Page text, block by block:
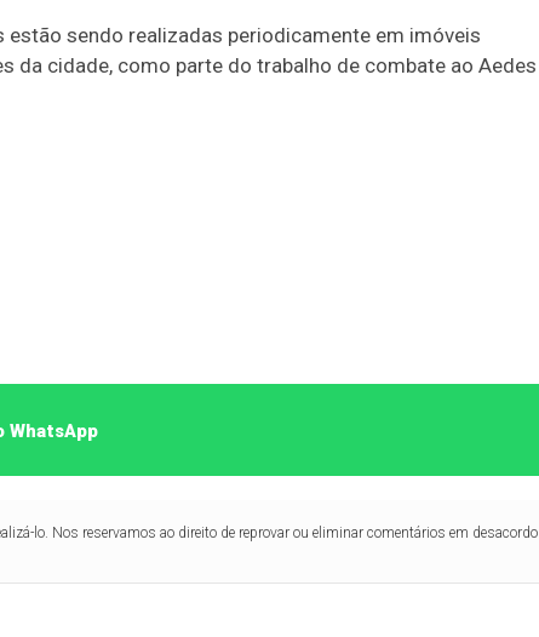
sendo realizadas periodicamente em imóveis
da cidade, como parte do trabalho de combate ao Aedes
WhatsApp
lo. Nos reservamos ao direito de reprovar ou eliminar comentários em desacordo